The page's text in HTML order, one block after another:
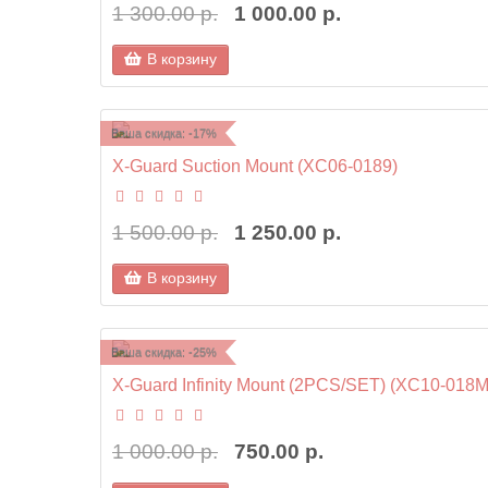
1 300.00 р. 1 000.00 р.
В корзину
Ваша скидка: -17%
X-Guard Suction Mount (XC06-0189)
1 500.00 р. 1 250.00 р.
В корзину
Ваша скидка: -25%
X-Guard Infinity Mount (2PCS/SET) (XC10-
1 000.00 р. 750.00 р.